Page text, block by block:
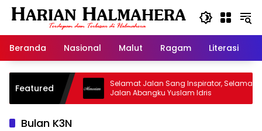
Langsung
Beranda
Nasional Malut Ragam Literasi
Featured
Warisan
Selamat Jalan Sang Inspirator, Selamat
Jalan Abangku Yuslam Idris
Bulan K3N